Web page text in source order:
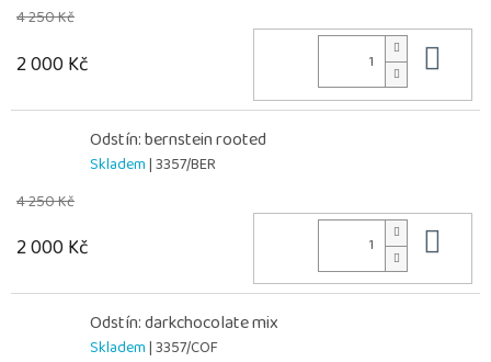
4 250 Kč
2 000 Kč
Odstín: bernstein rooted
Skladem| 3357/BER
4 250 Kč
2 000 Kč
Odstín: darkchocolate mix
Skladem| 3357/COF